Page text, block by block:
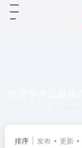
排序 发布 更新